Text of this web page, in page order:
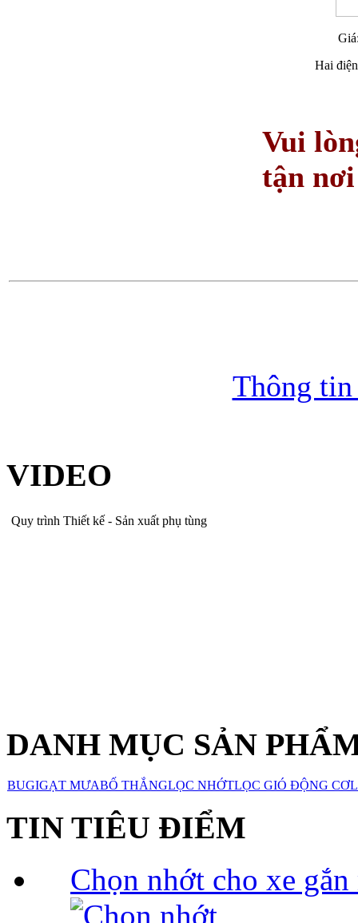
Hai
Vui
tận
Thông
VIDEO
Quy trình Thiết kế - Sản xuất phụ tùng
DANH MỤC SẢN
BUGIGẠT MƯABỐ THẮNGLỌC NHỚTLỌC GIÓ ĐỘNG CƠ
TIN TIÊU ĐIỂM
Chọn nhớt cho xe